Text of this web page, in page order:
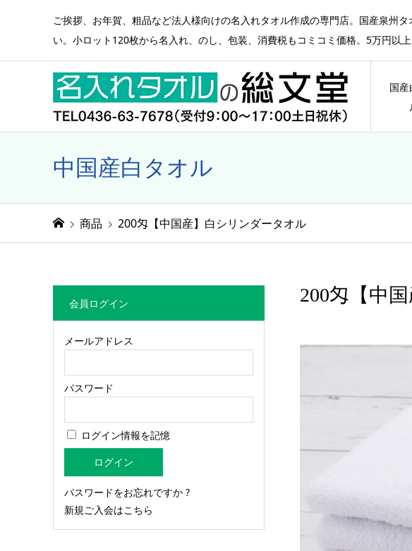
ご挨拶、お年賀、粗品など法人様向けの名入れタオル作成の専門店。国産泉州
い。小ロット120枚から名入れ、のし、包装、消費税もコミコミ価格。5万円以上
国産
中国産白タオル
商品 200匁【中国産】白シリンダータオル
200匁【中
会員ログイン
メールアドレス
パスワード
ログイン情報を記憶
パスワードをお忘れですか ?
新規ご入会はこちら